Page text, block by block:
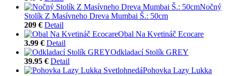
Nočný
Stolík Z Masívneho Dreva Mumbai Š.: 50cm
209 € Detail
Obal Na Kvetináč Ecocare
3.99 € Detail
Odkladací Stolík GREY
39.95 € Detail
Pohovka Lazy Lukka